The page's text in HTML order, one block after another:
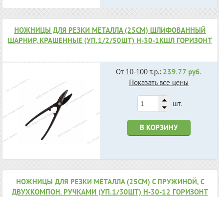
НОЖНИЦЫ ДЛЯ РЕЗКИ МЕТАЛЛА (25СМ) ШЛИФОВАННЫЙ
ШАРНИР, КРАШЕННЫЕ (УП.1/2/50ШТ) Н-30-1КШЛ ГОРИЗОНТ
От 10-100 т.р.: 239.77 руб.
Показать все цены
шт.
В КОРЗИНУ
НОЖНИЦЫ ДЛЯ РЕЗКИ МЕТАЛЛА (25СМ) С ПРУЖИНОЙ, С
ДВУХКОМПОН. РУЧКАМИ (УП.1/30ШТ) Н-30-12 ГОРИЗОНТ